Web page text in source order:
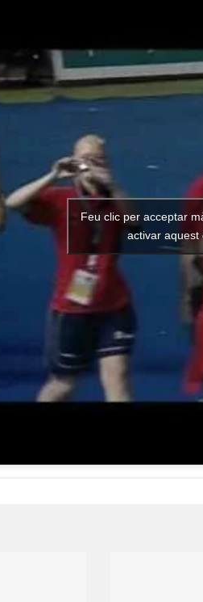
Feu clic per acceptar
activar aquest